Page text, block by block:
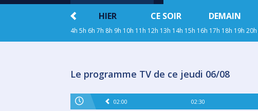
HIER CE SOIR DEMAIN
4h 5h 6h 7h 8h 9h 10h 11h 12h 13h 14h 15h 16h 17h 18h 19h 20h
Le programme TV de ce jeudi 06/08
02:00 02:30